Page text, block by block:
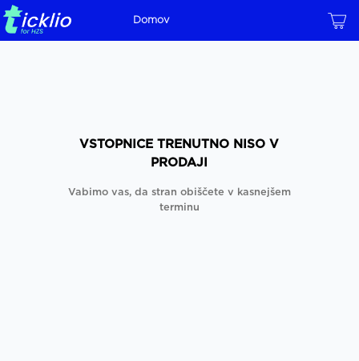
Domov
VSTOPNICE TRENUTNO NISO V
PRODAJI
Vabimo vas, da stran obiščete v kasnejšem
terminu